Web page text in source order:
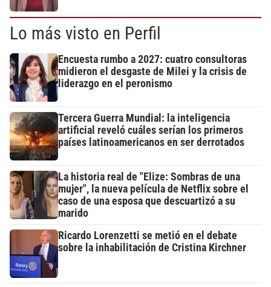
Lo más visto en Perfil
Encuesta rumbo a 2027: cuatro consultoras
midieron el desgaste de Milei y la crisis de
liderazgo en el peronismo
Tercera Guerra Mundial: la inteligencia
artificial reveló cuáles serían los primeros
países latinoamericanos en ser derrotados
La historia real de "Elize: Sombras de una
mujer", la nueva película de Netflix sobre el
caso de una esposa que descuartizó a su
marido
Ricardo Lorenzetti se metió en el debate
sobre la inhabilitación de Cristina Kirchner